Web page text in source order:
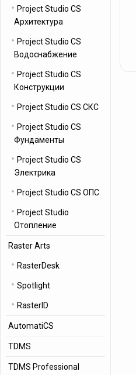
Project Studio CS
Архитектура
Project Studio CS
Водоснабжение
Project Studio CS
Конструкции
Project Studio CS СКС
Project Studio CS
Фундаменты
Project Studio CS
Электрика
Project Studio CS ОПС
Project Studio
Отопление
Raster Arts
RasterDesk
Spotlight
RasterID
AutomatiCS
TDMS
TDMS Professional